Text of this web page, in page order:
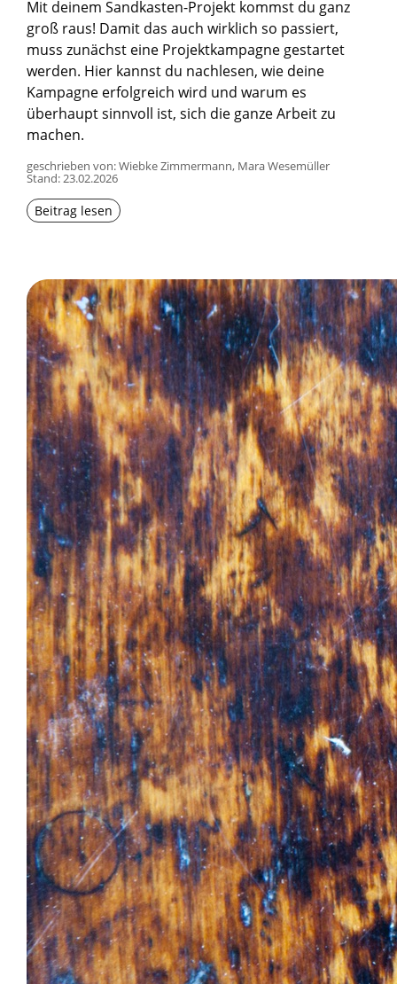
Mit deinem Sandkasten-Projekt kommst du ganz
groß raus! Damit das auch wirklich so passiert,
muss zunächst eine Projektkampagne gestartet
werden. Hier kannst du nachlesen, wie deine
Kampagne erfolgreich wird und warum es
überhaupt sinnvoll ist, sich die ganze Arbeit zu
machen.
geschrieben von: Wiebke Zimmermann, Mara Wesemüller
Stand:23.02.2026
Beitrag lesen